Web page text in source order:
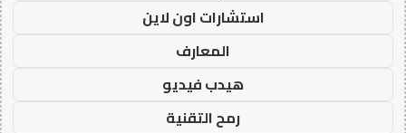
استشارات اون لاين
المعارف
هيدب فيديو
رمح التقنية